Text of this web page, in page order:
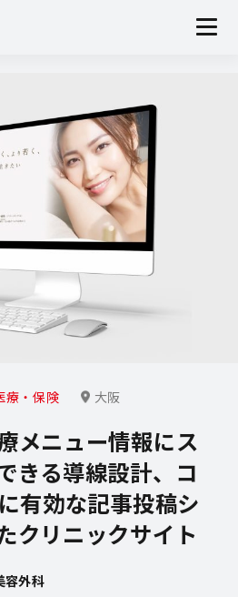
療・保険 大阪
メニュー情報にス
きる導線設計、コ
有効な記事投稿シ
クリニックサイト
容外科